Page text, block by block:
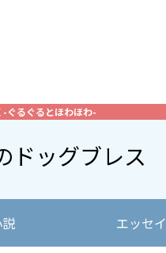
ぐるぐるとほわほわ-
ドッグブレス
エッセイ